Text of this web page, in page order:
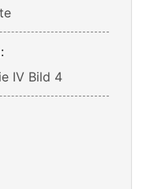
IV Bild 4